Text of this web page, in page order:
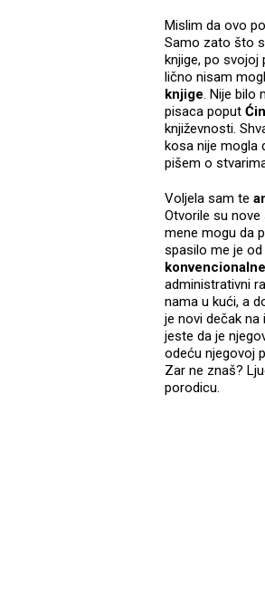
Mislim da ovo
Samo zato što
knjige, po svojoj
lično nisam
knjige. Nije bilo
pisaca poput
književnosti.
kosa nije mogla
pišem o
Voljela sam te
Otvorile su
mene mogu da
spasilo me je
administrativni
nama u kući, a
je novi dečak
jeste da je
odeću njegovoj
Zar ne znaš?
porodicu.